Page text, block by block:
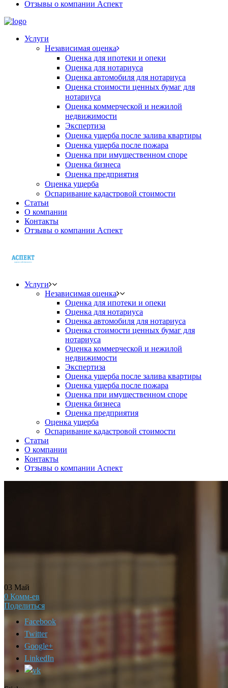
Отзывы о компании Аспект
Услуги
Независимая оценка
Оценка для ипотеки и опеки
Оценка для нотариуса
Оценка автомобиля для нотариуса
Оценка стоимости ценных бумаг для
нотариуса
Оценка коммерческой и нежилой
недвижимости
Экспертиза
Оценка ущерба после залива квартиры
Оценка ущерба после пожара
Оценка при имущественном споре
Оценка бизнеса
Оценка предприятия
Оценка ущерба
Оспаривание кадастровой стоимости
Статьи
О компании
Контакты
Отзывы о компании Аспект
Услуги
Независимая оценка
Оценка для ипотеки и опеки
Оценка для нотариуса
Оценка автомобиля для нотариуса
Оценка стоимости ценных бумаг для
нотариуса
Оценка коммерческой и нежилой
недвижимости
Экспертиза
Оценка ущерба после залива квартиры
Оценка ущерба после пожара
Оценка при имущественном споре
Оценка бизнеса
Оценка предприятия
Оценка ущерба
Оспаривание кадастровой стоимости
Статьи
О компании
Контакты
Отзывы о компании Аспект
03 Май
0 Комм-ев
Поделиться
Facebook
Twitter
Google+
LinkedIn